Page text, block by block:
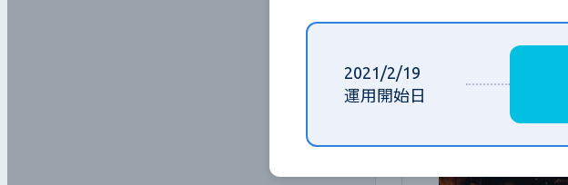
2021/2/19
運用開始日